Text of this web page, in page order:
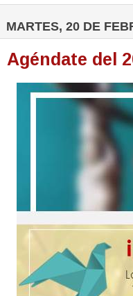
MARTES, 20 DE
Agéndate del